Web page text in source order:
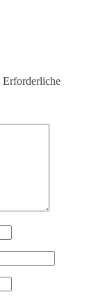
Erforderliche